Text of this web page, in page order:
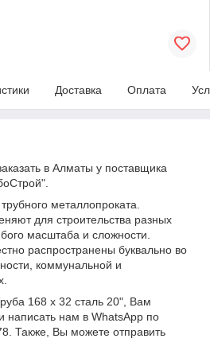
Доставка Оплата
в Алматы у поставщика
металлопроката.
для строительства разных
масштаба и сложности.
распространены буквально во
коммунальной и
168 х 32 сталь 20", Вам
написать нам в WhatsApp по
Также, Вы можете отправить